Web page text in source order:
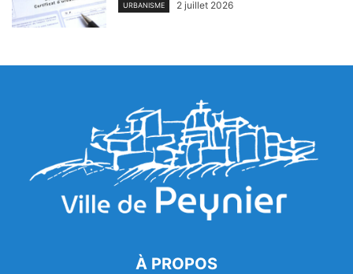
URBANISME 2 juillet 2026
À PROPOS